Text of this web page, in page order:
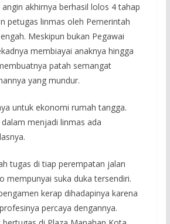
akhirnya berhasil lolos 4 tahap
petugas linmas oleh Pemerintah
Meskipun bukan Pegawai
membiayai anaknya hingga
patah semangat
yang mundur.
untuk ekonomi rumah tangga.
menjadi linmas ada
tugas di tiap perempatan jalan
mempunyai suka duka tersendiri.
kerap dihadapinya karena
percaya dengannya.